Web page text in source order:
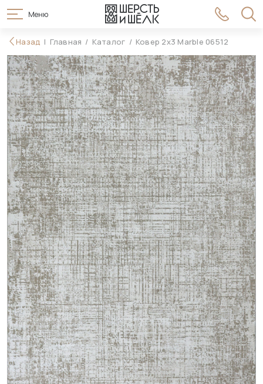
Меню
54 990 ₽ 62 990 ₽ В корзину
Назад Главная Каталог Ковер 2x3 Marble 06512